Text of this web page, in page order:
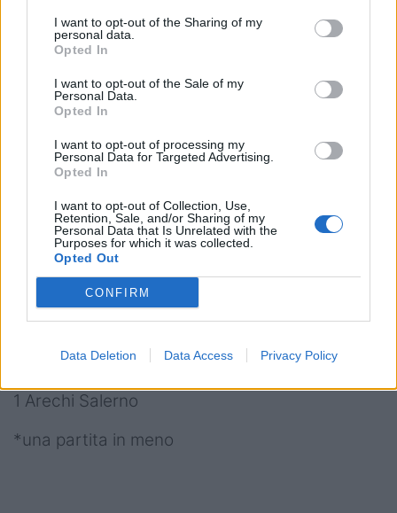
I want to opt-out of the Sharing of my
personal data.
Opted In
I want to opt-out of the Sale of my
Personal Data.
Opted In
I want to opt-out of processing my
Personal Data for Targeted Advertising.
Opted In
I want to opt-out of Collection, Use,
Retention, Sale, and/or Sharing of my
Personal Data that Is Unrelated with the
Purposes for which it was collected.
Opted Out
CONFIRM
Data Deletion Data Access Privacy Policy
44 Rugby Roma Olimpic
41 Cus Catania
31 Unione Rugby Capitolina cadetta
30 Frascati Rugby Club
29 Rugby Benevento*
25 Rugby L’Aquila
22 US Roma
15 Messina Rugby
1 Arechi Salerno
*una partita in meno